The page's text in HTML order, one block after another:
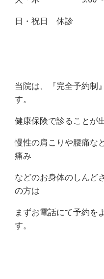
日・祝日 休診
当院は、『完全予約制
す。
健康保険で診ることが
慢性の肩こりや腰痛な
痛み
などのお身体のしんど
の方は
まずお電話にて予約を
す。